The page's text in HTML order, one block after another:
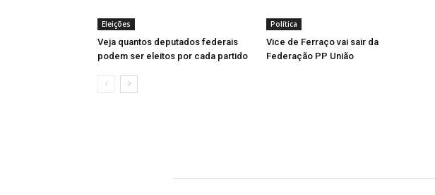
Eleições
Veja quantos deputados federais
podem ser eleitos por cada partido
Política
Vice de Ferraço vai sair da
Federação PP União